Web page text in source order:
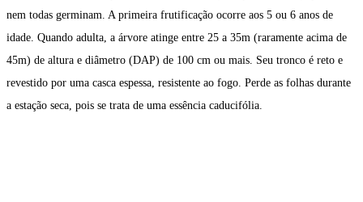
nem todas germinam. A primeira frutificação ocorre aos 5 ou 6 anos de
idade. Quando adulta, a árvore atinge entre 25 a 35m (raramente acima de
45m) de altura e diâmetro (DAP) de 100 cm ou mais. Seu tronco é reto e
revestido por uma casca espessa, resistente ao fogo. Perde as folhas durante
a estação seca, pois se trata de uma essência caducifólia.